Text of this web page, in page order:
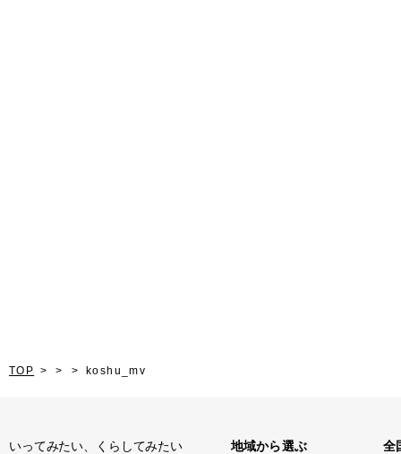
TOP koshu_mv
いってみたい、くらしてみたい 地域から選ぶ 全